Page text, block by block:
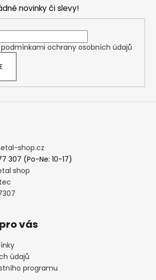
novinky či slevy!
podmínkami ochrany osobních údajů
shop.cz
307 (Po-Ne: 10-17)
shop
vás
údajů
programu